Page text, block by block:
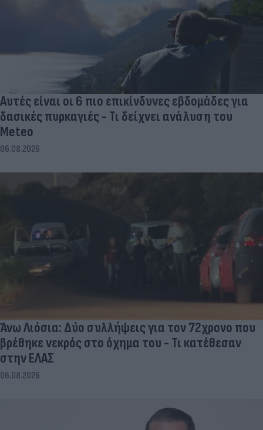
Αυτές είναι οι 6 πιο επικίνδυνες εβδομάδες για
δασικές πυρκαγιές - Τι δείχνει ανάλυση του
Meteo
06.08.2026
Άνω Λιόσια: Δύο συλλήψεις για τον 72χρονο που
βρέθηκε νεκρός στο όχημα του - Τι κατέθεσαν
στην ΕΛΑΣ
06.08.2026